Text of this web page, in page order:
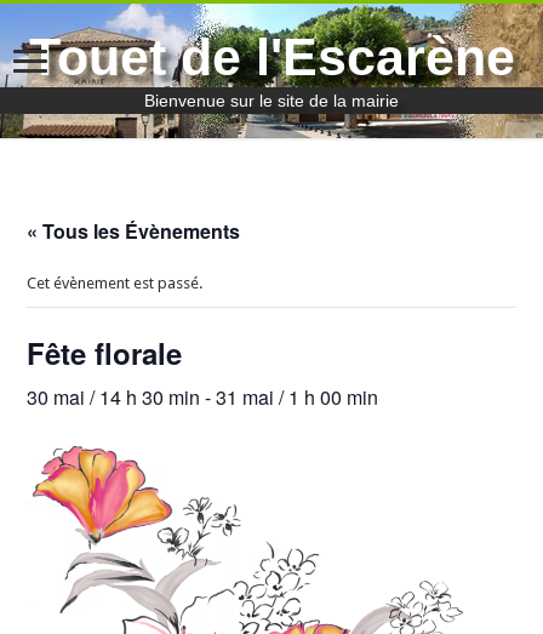
Touet de l'Escarène
Bienvenue sur le site de la mairie
« Tous les Évènements
Cet évènement est passé.
Fête florale
30 mai / 14 h 30 min -31 mai / 1 h 00 min